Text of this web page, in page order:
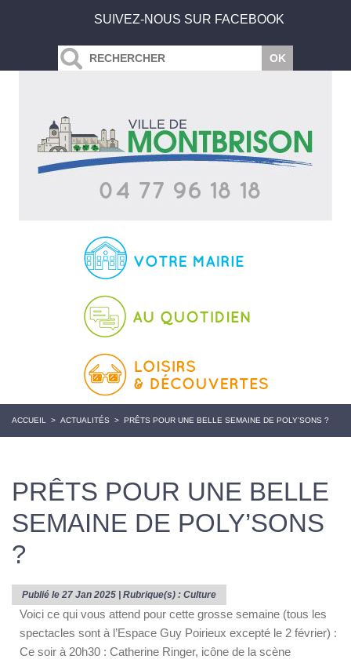
SUIVEZ-NOUS SUR FACEBOOK
ACCUEIL > ACTUALITÉS > PRÊTS POUR UNE BELLE SEMAINE DE POLY’SONS ?
PRÊTS POUR UNE BELLE
SEMAINE DE POLY’SONS
?
Publié le 27 Jan 2025 | Rubrique(s) : Culture
Voici ce qui vous attend pour cette grosse semaine (tous les
spectacles sont à l’Espace Guy Poirieux excepté le 2 février) :
Ce soir à 20h30 : Catherine Ringer, icône de la scène